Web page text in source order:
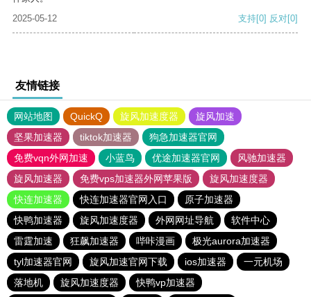
2025-05-12
支持[0] 反对[0]
友情链接
网站地图 QuickQ 旋风加速度器
旋风加速
坚果加速器
tiktok加速器
狗急加速器官网
免费vqn外网加速
小蓝鸟 优途加速器官网
风驰加速器
旋风加速器
免费vps加速器外网苹果版
旋风加速度器
快连加速器
快连加速器官网入口
原子加速器
快鸭加速器
旋风加速度器 外网网址导航
软件中心
雷霆加速
狂飙加速器 哔咔漫画
极光aurora加速器
tyl加速器官网
旋风加速官网下载 ios加速器
一元机场
落地机
旋风加速度器
快鸭vp加速器